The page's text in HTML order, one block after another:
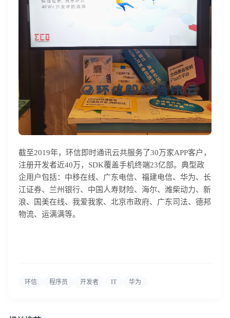
截至2019年，环信即时通讯云共服务了30万家APP客户，
注册开发者近40万，SDK覆盖手机终端23亿部。典型政
企用户包括：中移在线、广东电信、福建电信、华为、长
江证券、兰州银行、中国人寿财险、海尔、潍柴动力、新
浪、国美在线、我爱我家、北京市政府、广东司法、德邦
物流、运满满等。
环信 程序员 开发者 IT 华为